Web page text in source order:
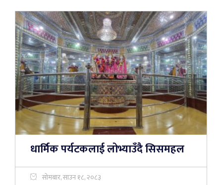
धार्मिक पर्यटकलाई लोभ्याउँदै सिसमहल
सोमबार, साउन १८, २०८३